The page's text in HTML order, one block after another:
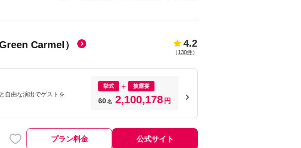
Carmel） 4.2
（ 130件）
自由な演出でゲストを
挙式 披露宴
60名 2,100,178 円
プラン料金 公式サイト